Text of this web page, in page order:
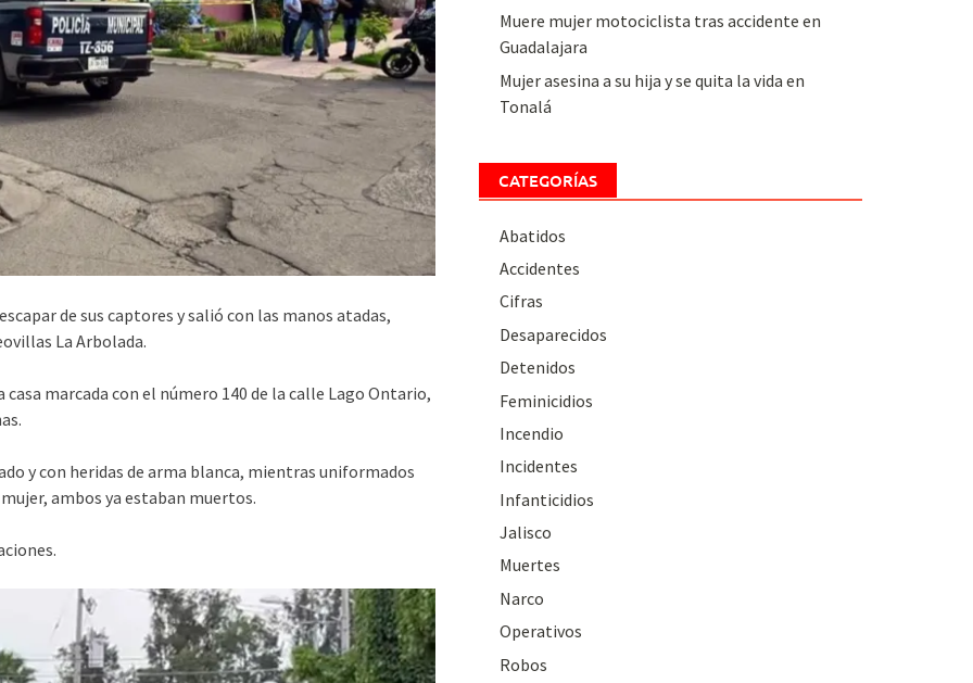
de sus captores y salió con las manos atadas,
La Arbolada.
marcada con el número 140 de la calle Lago Ontario,
y con heridas de arma blanca, mientras uniformados
ambos ya estaban muertos.
Muere mujer motociclista tras accidente en
Guadalajara
Mujer asesina a su hija y se quita la vida en
Tonalá
CATEGORÍAS
Abatidos
Accidentes
Cifras
Desaparecidos
Detenidos
Feminicidios
Incendio
Incidentes
Infanticidios
Jalisco
Muertes
Narco
Operativos
Robos